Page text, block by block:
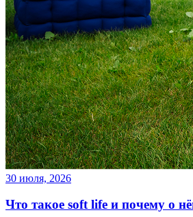
30 июля, 2026
Что такое soft life и почему о